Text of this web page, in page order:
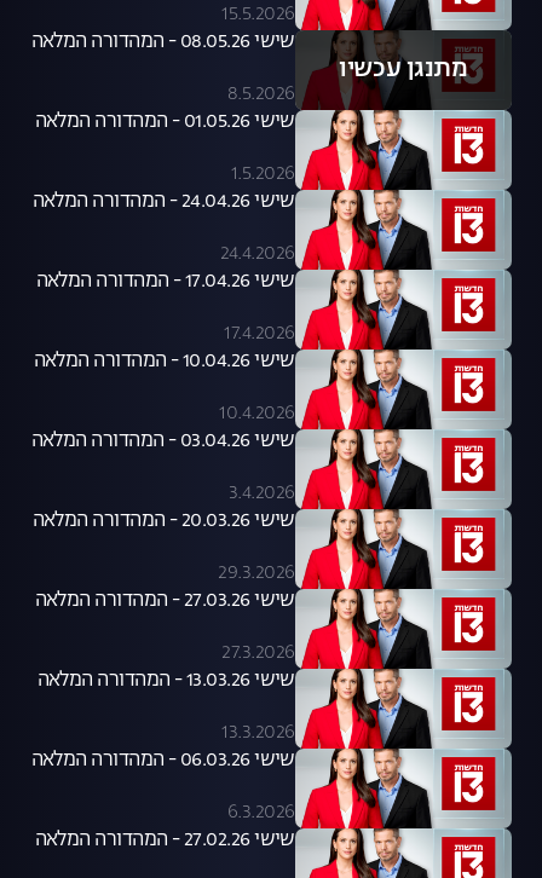
15.5.2026
מתנגן עכשיו
שישי 08.05.26 - המהדורה המלאה
8.5.2026
שישי 01.05.26 - המהדורה המלאה
1.5.2026
שישי 24.04.26 - המהדורה המלאה
24.4.2026
שישי 17.04.26 - המהדורה המלאה
17.4.2026
שישי 10.04.26 - המהדורה המלאה
10.4.2026
שישי 03.04.26 - המהדורה המלאה
3.4.2026
שישי 20.03.26 - המהדורה המלאה
29.3.2026
שישי 27.03.26 - המהדורה המלאה
27.3.2026
שישי 13.03.26 - המהדורה המלאה
13.3.2026
שישי 06.03.26 - המהדורה המלאה
6.3.2026
שישי 27.02.26 - המהדורה המלאה